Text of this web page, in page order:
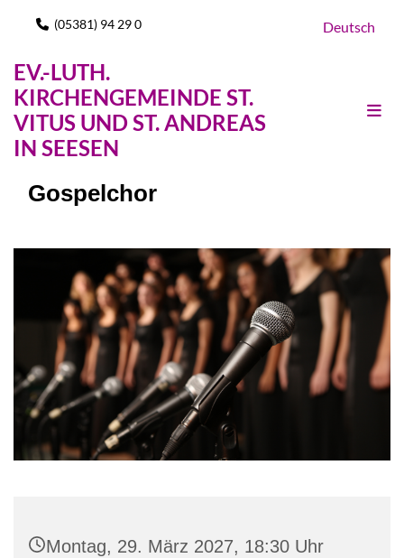
 (05381) 94 29 0 Deutsch
EV.-LUTH.
KIRCHENGEMEINDE ST.
VITUS UND ST. ANDREAS
IN SEESEN
Gospelchor
Montag, 29. März 2027, 18:30 Uhr